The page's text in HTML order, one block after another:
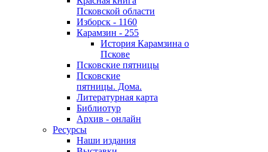
Псковской области
Изборск - 1160
Карамзин - 255
История Карамзина о
Пскове
Псковские пятницы
Псковские
пятницы. Дома.
Литературная карта
Библиотур
Архив - онлайн
Ресурсы
Наши издания